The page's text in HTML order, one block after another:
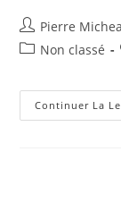
Auteur/autrice
de
Pierre
PostNon classé
Continuer La